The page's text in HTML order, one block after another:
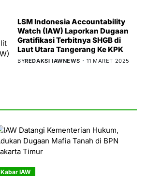
LSM Indonesia Accountability
Watch (IAW) Laporkan Dugaan
Gratifikasi Terbitnya SHGB di
Laut Utara Tangerang Ke KPK
BYREDAKSI IAWNEWS 11 MARET 2025
Kabar IAW